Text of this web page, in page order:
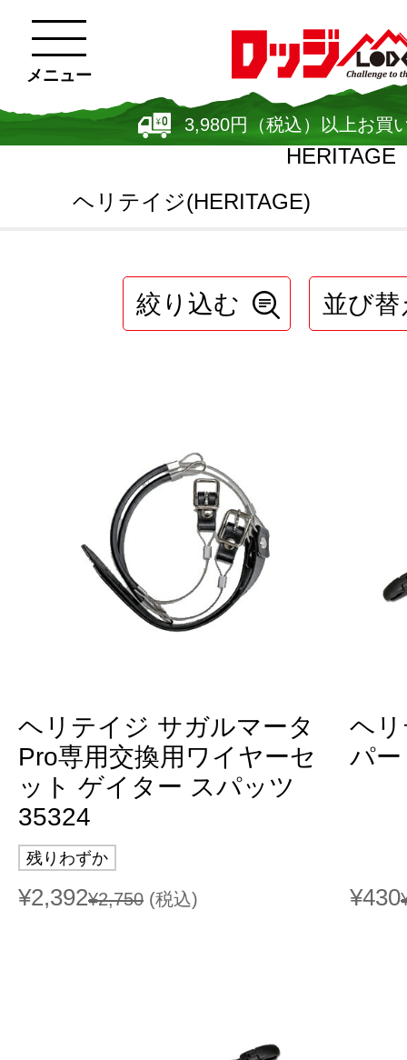
3,980円（税込）以上お買
メニュー
HERITAGE
ヘリテイジ(HERITAGE)
絞り込む 並び替
ヘリテイジ サガルマータ
Pro専用交換用ワイヤーセ
ット ゲイター スパッツ
35324
残りわずか
¥2,392¥2,750 (税込)
ヘ
パ
¥430